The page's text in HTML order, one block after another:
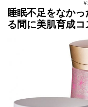
睡眠不足をなか
る間に美肌育成コ